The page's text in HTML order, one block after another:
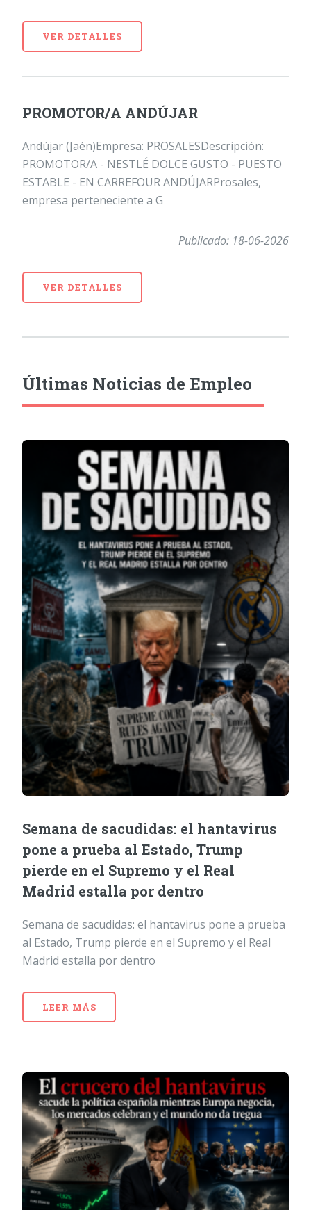
VER DETALLES
PROMOTOR/A ANDÚJAR
Andújar (Jaén)Empresa: PROSALESDescripción:
PROMOTOR/A - NESTLÉ DOLCE GUSTO - PUESTO
ESTABLE - EN CARREFOUR ANDÚJARProsales,
empresa perteneciente a G
Publicado: 18-06-2026
VER DETALLES
Últimas Noticias de Empleo
Semana de sacudidas: el hantavirus
pone a prueba al Estado, Trump
pierde en el Supremo y el Real
Madrid estalla por dentro
Semana de sacudidas: el hantavirus pone a prueba
al Estado, Trump pierde en el Supremo y el Real
Madrid estalla por dentro
LEER MÁS